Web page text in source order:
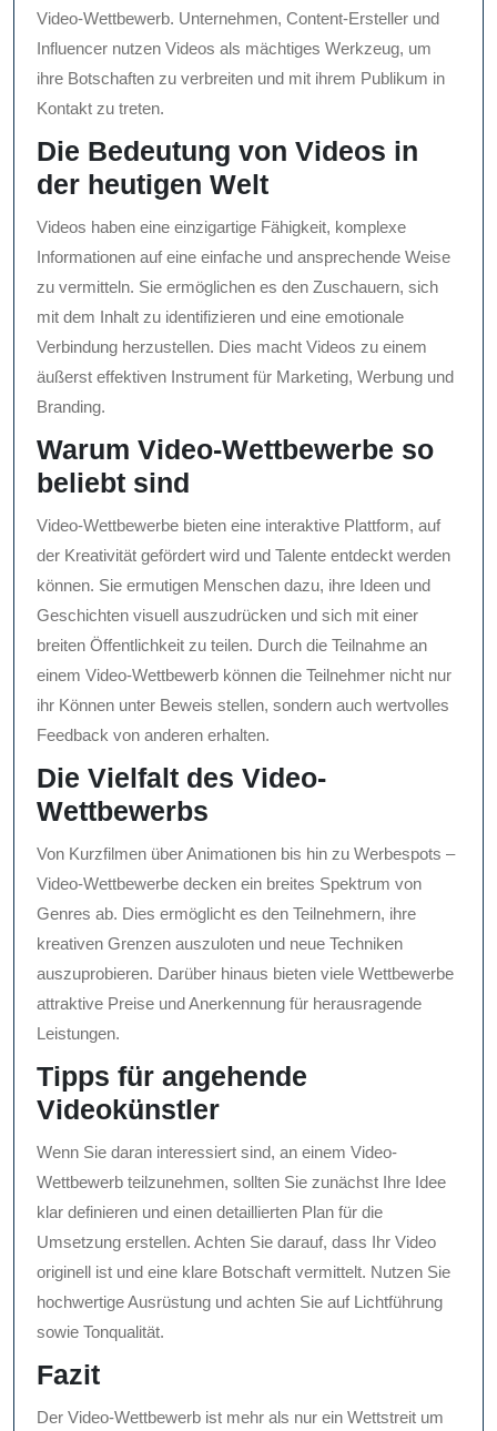
Video-Wettbewerb. Unternehmen, Content-Ersteller und
Influencer nutzen Videos als mächtiges Werkzeug, um
ihre Botschaften zu verbreiten und mit ihrem Publikum in
Kontakt zu treten.
Die Bedeutung von Videos in
der heutigen Welt
Videos haben eine einzigartige Fähigkeit, komplexe
Informationen auf eine einfache und ansprechende Weise
zu vermitteln. Sie ermöglichen es den Zuschauern, sich
mit dem Inhalt zu identifizieren und eine emotionale
Verbindung herzustellen. Dies macht Videos zu einem
äußerst effektiven Instrument für Marketing, Werbung und
Branding.
Warum Video-Wettbewerbe so
beliebt sind
Video-Wettbewerbe bieten eine interaktive Plattform, auf
der Kreativität gefördert wird und Talente entdeckt werden
können. Sie ermutigen Menschen dazu, ihre Ideen und
Geschichten visuell auszudrücken und sich mit einer
breiten Öffentlichkeit zu teilen. Durch die Teilnahme an
einem Video-Wettbewerb können die Teilnehmer nicht nur
ihr Können unter Beweis stellen, sondern auch wertvolles
Feedback von anderen erhalten.
Die Vielfalt des Video-
Wettbewerbs
Von Kurzfilmen über Animationen bis hin zu Werbespots –
Video-Wettbewerbe decken ein breites Spektrum von
Genres ab. Dies ermöglicht es den Teilnehmern, ihre
kreativen Grenzen auszuloten und neue Techniken
auszuprobieren. Darüber hinaus bieten viele Wettbewerbe
attraktive Preise und Anerkennung für herausragende
Leistungen.
Tipps für angehende
Videokünstler
Wenn Sie daran interessiert sind, an einem Video-
Wettbewerb teilzunehmen, sollten Sie zunächst Ihre Idee
klar definieren und einen detaillierten Plan für die
Umsetzung erstellen. Achten Sie darauf, dass Ihr Video
originell ist und eine klare Botschaft vermittelt. Nutzen Sie
hochwertige Ausrüstung und achten Sie auf Lichtführung
sowie Tonqualität.
Fazit
Der Video-Wettbewerb ist mehr als nur ein Wettstreit um